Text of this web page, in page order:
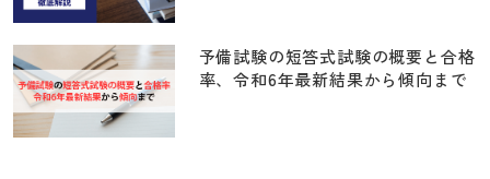
予備試験の短答式試験の概要と合格
率、令和6年最新結果から傾向まで